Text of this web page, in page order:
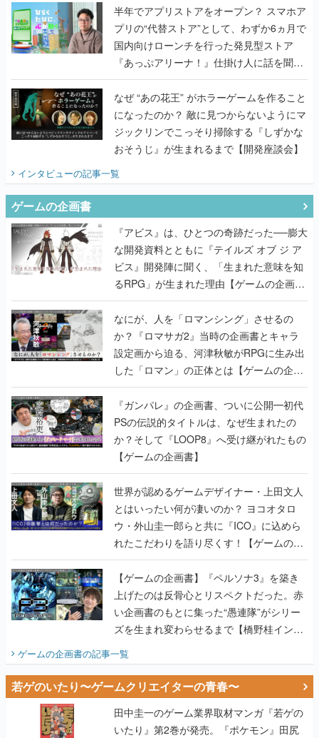
半年でアプリストアをオープン？ スマホア
プリの“代替ストア”として、わずか6ヵ月で
国内向けローンチを行った発見型ストア
『あっぷアリーナ！』仕掛け人に話を聞い
てみた
なぜ “あの花王” がホラーゲームを作ること
になったのか？ 敵に見つからないようにマ
ジックリンでこっそり掃除する『しずかな
おそうじ』が生まれるまで【開発座談会】
インタビューの記事一覧
ゲームの企画書
『アビス』は、ひとつの奇跡だった──膨大
な開発資料とともに『テイルズ オブ ジ ア
ビス』開発陣に聞く、「生まれた意味を知
るRPG」が生まれた理由【ゲームの企画
書】
なにが、人を「ロマンシング」させるの
か？『ロマサガ2』当時の企画書とキャラ
設定画から迫る、河津秋敏がRPGに生み出
した「ロマン」の正体とは【ゲームの企画
書】
『ガンパレ』の企画書、ついに公開━初代
PSの伝説的タイトルは、なぜ生まれたの
か？そして『LOOP8』へ受け継がれたもの
【ゲームの企画書】
世界が認めるゲームデザイナー・上田文人
とはいったい何が凄いのか？ ヨコオタロ
ウ・外山圭一郎らと共に『ICO』に込めら
れたこだわりを語り尽くす！【ゲームの企
画書】
【ゲームの企画書】『ペルソナ3』を築き
上げたのは反骨心とリスペクトだった。赤
い企画書のもとに集った“愚連隊”がシリー
ズを生まれ変わらせるまで【橋野桂インタ
ビュー】
ゲームの企画書の記事一覧
若ゲのいたり〜ゲームクリエイターの青春〜
田中圭一のゲーム業界取材マンガ『若ゲの
いたり』第2巻が発売。『ポケモン』田尻